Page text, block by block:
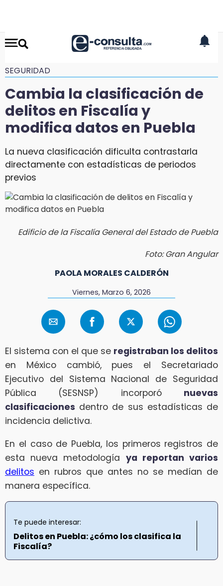
SEGURIDAD
Cambia la clasificación de
delitos en Fiscalía y
modifica datos en Puebla
La nueva clasificación dificulta contrastarla
directamente con estadísticas de periodos
previos
Edificio de la Fiscalía General del Estado de Puebla
Foto: Gran Angular
PAOLA MORALES CALDERÓN
Viernes, Marzo 6, 2026
El sistema con el que se registraban los delitos
en México cambió, pues el Secretariado
Ejecutivo del Sistema Nacional de Seguridad
Pública (SESNSP) incorporó nuevas
clasificaciones dentro de sus estadísticas de
incidencia delictiva.
En el caso de Puebla, los primeros registros de
esta nueva metodología ya reportan varios
delitos en rubros que antes no se medían de
manera específica.
Te puede interesar:
Delitos en Puebla: ¿cómo los clasifica la
Fiscalía?